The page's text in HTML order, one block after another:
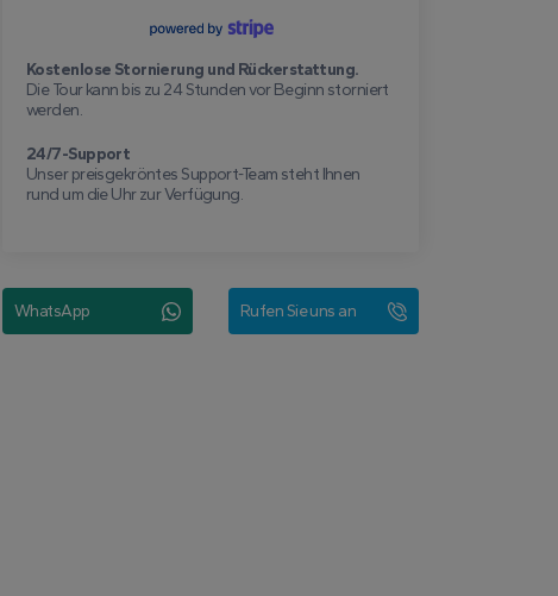
Kostenlose Stornierung und Rückerstattung.
Die Tour kann bis zu 24 Stunden vor Beginn storniert
werden.
24/7-Support
Unser preisgekröntes Support-Team steht Ihnen
rund um die Uhr zur Verfügung.
WhatsApp Rufen Sie uns an